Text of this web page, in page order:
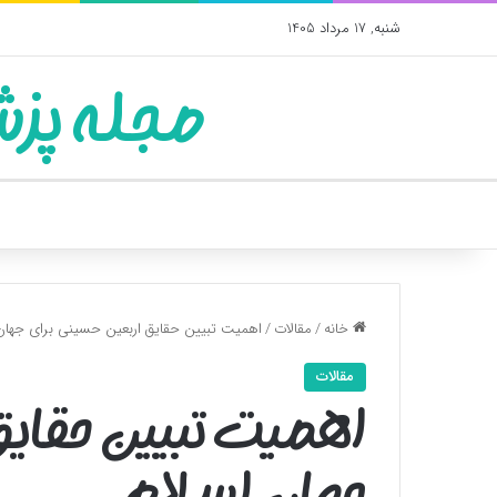
شنبه, 17 مرداد 1405
مجله
خانه/مقالات/اهمیت تبیین حقایق اربعین حسینی برای
مقالات
اهمیت تبیین